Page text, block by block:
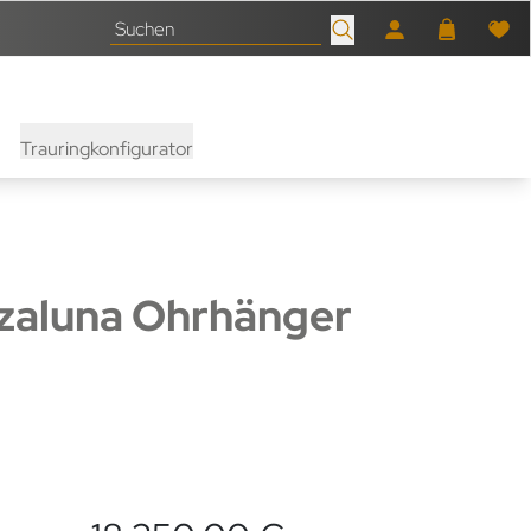
Trauringkonfigurator
Ohrhänger